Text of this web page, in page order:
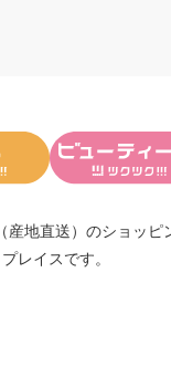
地直送） のショッピ
レイスです。